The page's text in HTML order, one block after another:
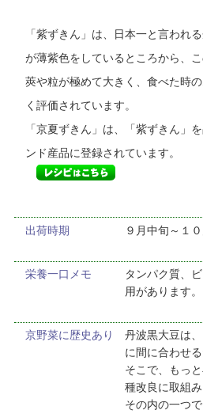
「紫ずきん」は、日本一と言われ
が薄紫色をしているところから、
莢や粒が極めて大きく、食べた時
く評価されています。
「京夏ずきん」は、「紫ずきん」
ンド産品に登録されています。
出荷時期 ９月中旬～１
栄養一口メモ
タンパク質、
用があります。
京野菜に歴史あり
丹波黒大豆は
に間に合わせ
そこで、もっ
種改良に取組
その内の一つ